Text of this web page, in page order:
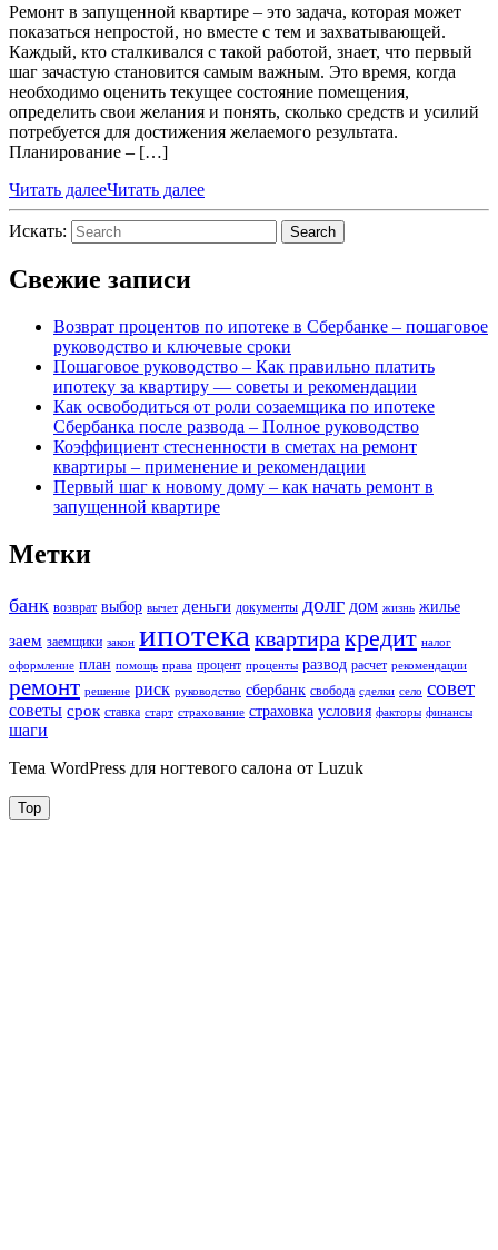
Ремонт в запущенной квартире – это задача, которая может
показаться непростой, но вместе с тем и захватывающей.
Каждый, кто сталкивался с такой работой, знает, что первый
шаг зачастую становится самым важным. Это время, когда
необходимо оценить текущее состояние помещения,
определить свои желания и понять, сколько средств и усилий
потребуется для достижения желаемого результата.
Планирование – […]
Читать далееЧитать далее
Искать: Search
Свежие записи
Возврат процентов по ипотеке в Сбербанке – пошаговое
руководство и ключевые сроки
Пошаговое руководство – Как правильно платить
ипотеку за квартиру — советы и рекомендации
Как освободиться от роли созаемщика по ипотеке
Сбербанка после развода – Полное руководство
Коэффициент стесненности в сметах на ремонт
квартиры – применение и рекомендации
Первый шаг к новому дому – как начать ремонт в
запущенной квартире
Метки
банк возврат выбор вычет деньги документы долг дом жизнь жилье
заем заемщики закон ипотека квартира кредит налог
оформление план помощь права процент проценты развод расчет рекомендации
ремонт решение риск руководство сбербанк свобода сделки село совет
советы срок ставка старт страхование страховка условия факторы финансы
шаги
Тема WordPress для ногтевого салона от Luzuk
Top